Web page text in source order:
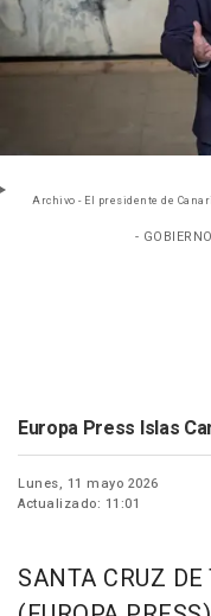
Archivo - El presidente de
-
Europa Press Islas
Lunes, 11 mayo 2026
Actualizado: 11:01
SANTA CRUZ